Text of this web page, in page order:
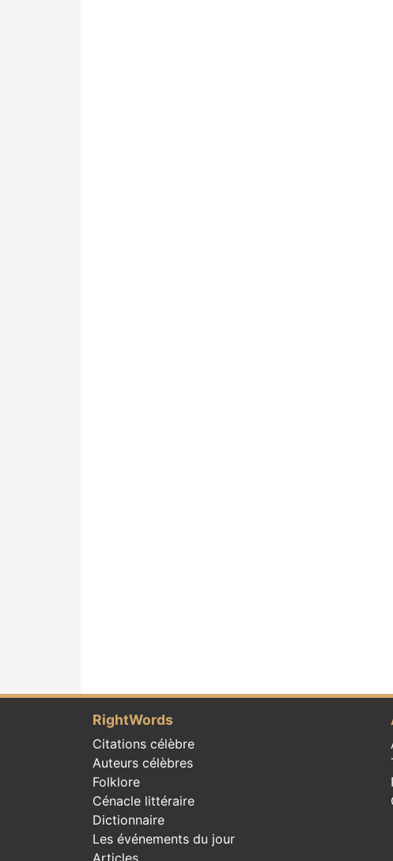
RightWords
Citations célèbre
Auteurs célèbres
Folklore
Cénacle littéraire
Dictionnaire
Les événements du jour